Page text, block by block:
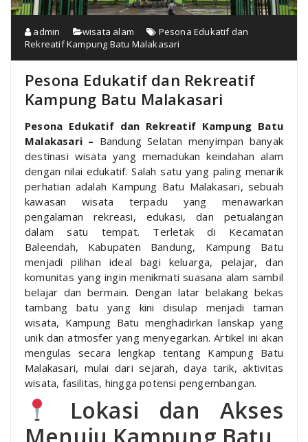
admin wisata alam
Pesona Edukatif dan
Rekreatif Kampung Batu Malakasari
Pesona Edukatif dan Rekreatif
Kampung Batu Malakasari
Pesona Edukatif dan Rekreatif Kampung Batu
Malakasari – Bandung Selatan menyimpan banyak
destinasi wisata yang memadukan keindahan alam
dengan nilai edukatif. Salah satu yang paling menarik
perhatian adalah Kampung Batu Malakasari, sebuah
kawasan wisata terpadu yang menawarkan
pengalaman rekreasi, edukasi, dan petualangan
dalam satu tempat. Terletak di Kecamatan
Baleendah, Kabupaten Bandung, Kampung Batu
menjadi pilihan ideal bagi keluarga, pelajar, dan
komunitas yang ingin menikmati suasana alam sambil
belajar dan bermain. Dengan latar belakang bekas
tambang batu yang kini disulap menjadi taman
wisata, Kampung Batu menghadirkan lanskap yang
unik dan atmosfer yang menyegarkan. Artikel ini akan
mengulas secara lengkap tentang Kampung Batu
Malakasari, mulai dari sejarah, daya tarik, aktivitas
wisata, fasilitas, hingga potensi pengembangan.
Lokasi dan Akses
Menuju Kampung Batu